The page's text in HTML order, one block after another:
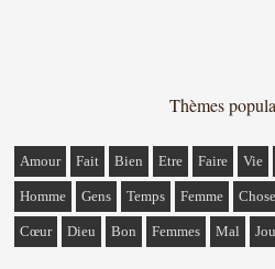
Thèmes
Amour Fait Bien Etre Faire Vie
Homme Gens Temps Femme Chose
Cœur Dieu Bon Femmes Mal